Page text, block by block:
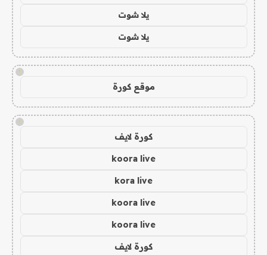
يلا شوت
يلا شوت
!
موقع كورة
!
كورة لايف
koora live
kora live
koora live
koora live
كورة لايف